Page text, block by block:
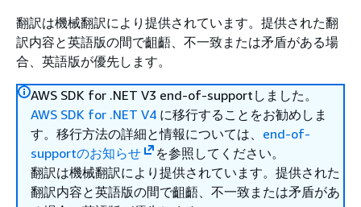
翻訳は機械翻訳により提供されています。提供された翻
訳内容と英語版の間で齟齬、不一致または矛盾がある場
合、英語版が優先します。
AWS SDK for .NET V3 end-of-supportしました。
AWS SDK for .NET V4 に移行することをお勧めしま
す。移行方法の詳細と情報については、 end-of-
supportのお知らせ
を参照してください。
翻訳は機械翻訳により提供されています。提供された
翻訳内容と英語版の間で齟齬、不一致または矛盾があ